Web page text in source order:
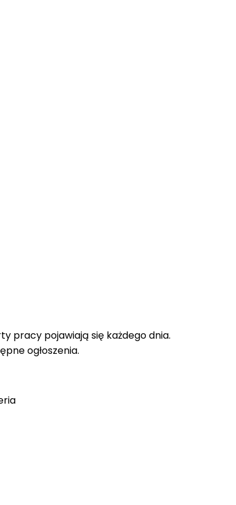
pracy pojawiają się każdego dnia.
ogłoszenia.